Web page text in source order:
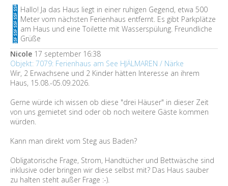
Hallo! Ja das Haus liegt in einer ruhigen Gegend, etwa 500
Meter vom nächsten Ferienhaus entfernt. Es gibt Parkplätze
am Haus und eine Toilette mit Wasserspülung. Freundliche
Grüße
Nicole 17 september 16:38
Objekt: 7079: Ferienhaus am See HJÄLMAREN / Närke
Wir, 2 Erwachsene und 2 Kinder hätten Interesse an ihrem
Haus, 15.08.-05.09.2026.
Gerne würde ich wissen ob diese "drei Häuser" in dieser Zeit
von uns gemietet sind oder ob noch weitere Gäste kommen
würden.
Kann man direkt vom Steg aus Baden?
Obligatorische Frage, Strom, Handtücher und Bettwäsche sind
inklusive oder bringen wir diese selbst mit? Das Haus sauber
zu halten steht außer Frage :-).